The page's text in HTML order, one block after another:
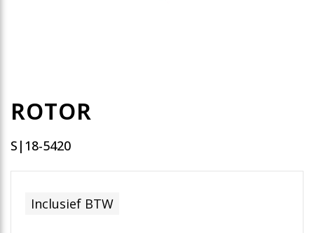
ROTOR
S|18-5420
Inclusief BTW